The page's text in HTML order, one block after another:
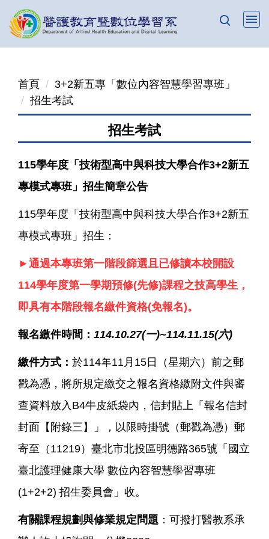
跳
到
首頁
3+2新五專「數位內容智慧學習專班」
招生考試
招生考試
115學年度「技術型高中與科技大學合作3+2新五
專模式專班」招生簡章公告
115學年度「技術型高中與科技大學合作3+2新五
專模式專班」招生：
►通過本專班第一階段篩選且已修讀本校開設
114學年度第一學期預修(先修)課程之技高學生，
即具有本階段報名繳件資格(免報名)。
報名繳件時間： 114.10.27(一)~114.11.15(六)
繳件方式： 於114年11月15日（星期六）前之郵
戳為憑，將所規定繳交之報名資格繳附文件與審
查資料放入B4牛皮紙袋內，信封貼上「報名信封
封面【附錄三】」，以限時掛號（郵戳為憑）郵
寄至（11219）臺北市北投區明德路365號「國立
臺北護理健康大學 數位內容智慧學習專班
(1+2+2) 招生委員會」收。
有關課程規劃與修業規定問題 ：可撥打醫教系承